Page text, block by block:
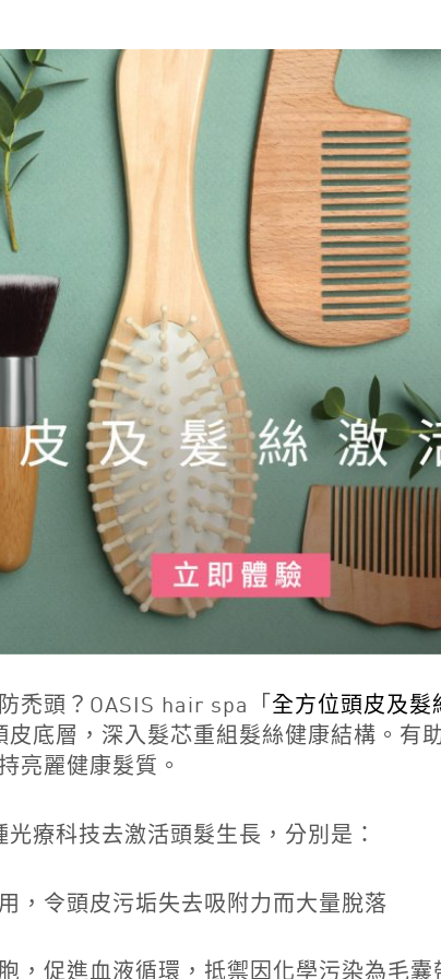
禿頭？OASIS hair spa「 全方位頭皮及髮
底層，深入髮芯重組髮絲健康結構。有
亮麗健康髮質。
療科技去激活頭髮生長，分別是：
，令頭皮污垢失去吸附力而大量脫落
，促進血液循環，抵禦因化學污染為毛